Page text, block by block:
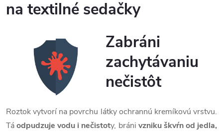
na textilné sedačky
Zabráni
zachytávaniu
nečistôt
Roztok vytvorí na povrchu látky ochrannú kremíkovú vrstvu.
Táodpudzuje vodu i nečistoty, bráni vzniku škvŕn od jedla,